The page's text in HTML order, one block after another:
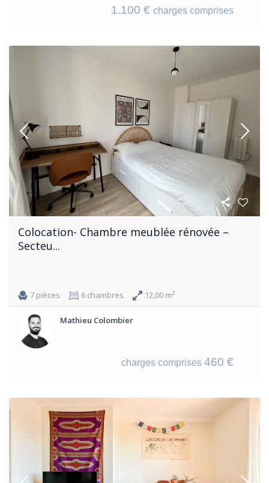
1.100 € charges comprises
Colocation- Chambre meublée rénovée –
Secteu...
7 pièces 6 chambres 12,00 m2
Mathieu Colombier
charges comprises 460 €